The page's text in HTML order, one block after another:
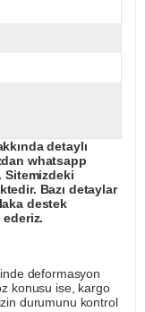
detaylı
whatsapp
Sitemizdeki
Bazı detaylar
destek
deformasyon
konusu ise, kargo
durumunu kontrol